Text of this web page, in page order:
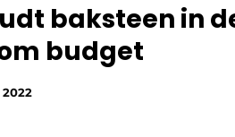
/ Cookie statement
aanmelden
baksteen in
budget